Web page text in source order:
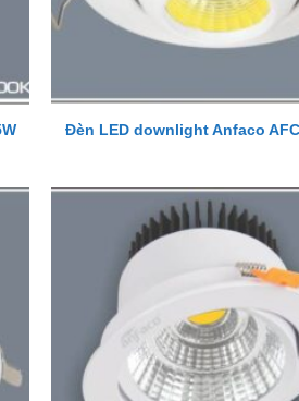
Đèn LED downlight Anfaco